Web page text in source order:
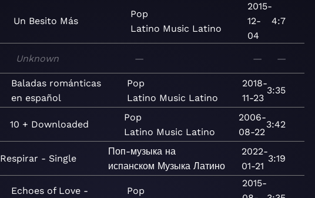
Un Besito Más
Pop
Latino Music Latino
2015-
12-
04
4:7
Unknown — — —
Baladas románticas
en español
Pop
Latino Music Latino
2018-
11-23
3:35
10 + Downloaded
Pop
Latino Music Latino
2006-
08-22
3:42
Respirar - Single
Поп-музыка на
испанском Музыка Латино
2022-
01-21
3:19
Echoes of Love -
Pop
2015-